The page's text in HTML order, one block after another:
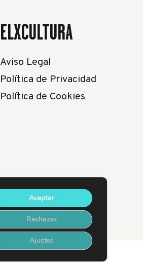
ELXCULTURA
Aviso Legal
Política de Privacidad
Política de Cookies
Aceptar
Rechazar
Ajustes